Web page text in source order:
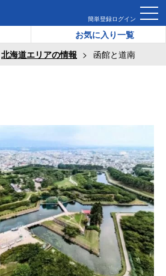
簡単登録ログイン
お気に入り一覧
北海道エリアの情報 函館と道南